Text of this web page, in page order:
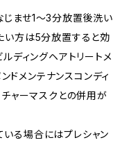
じませ1～3分放置後洗い
い方は5分放置すると効
ディングヘアトリートメ
ドメンテナンスコンディ
ャーマスクとの併用が
る場合にはプレシャン